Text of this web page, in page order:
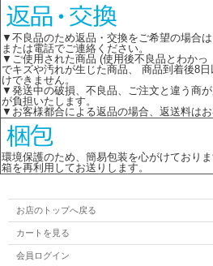
▼不良品のため返品・交換をご希望の場合
または電話でご連絡ください。
▼ご使用された商品 (使用後不良品とわか
でキズや汚れが生じた商品、 商品到着後8
けできません。
▼発送中の破損、不良品、ご注文と違う商
が負担いたします。
▼お客様都合による返品の場合、返送料はお
環境保護のため、簡易包装を心がけており
箱を再利用してお送りします。
お店のトップへ戻る
カートを見る
会員ログイン